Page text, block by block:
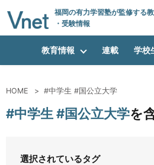
福岡の有力学習塾が監修する
・受験情報
編集方針
vnetアライアンス企業
教育情報 連載 学校
HOME #中学生 #国公立大学
#中学生 #国公立大学を
選択されているタグ